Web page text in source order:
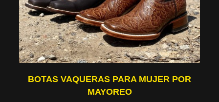
BOTAS VAQUERAS PARA MUJER POR
MAYOREO